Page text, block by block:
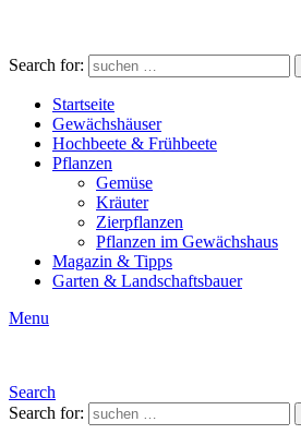
Search for:
Startseite
Gewächshäuser
Hochbeete & Frühbeete
Pflanzen
Gemüse
Kräuter
Zierpflanzen
Pflanzen im Gewächshaus
Magazin & Tipps
Garten & Landschaftsbauer
Menu
Search
Search for: